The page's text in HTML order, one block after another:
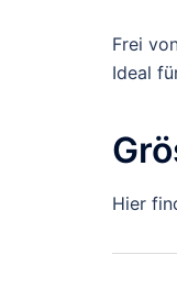
Frei
Ideal
Hier